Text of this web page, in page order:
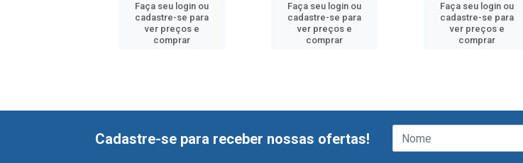
Faça seu login ou
cadastre-se para
ver preços e
comprar
Faça seu login ou
cadastre-se para
ver preços e
comprar
Faça seu login ou
cadastre-se para
ver preços e
comprar
Cadastre-se para receber nossas ofertas!